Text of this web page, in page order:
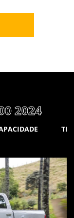
2024